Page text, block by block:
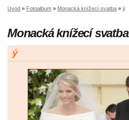
Úvod » Fotoalbum » Monacká knížecí svatba » ý
Monacká knížecí svatba
ý